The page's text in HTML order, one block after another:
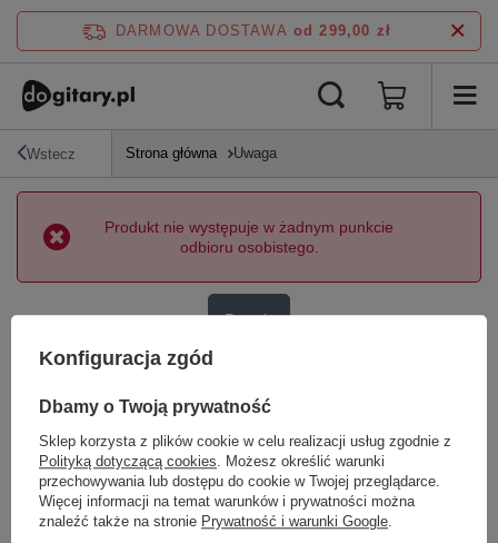
DARMOWA DOSTAWA od 299,00 zł
Wstecz Strona główna Uwaga
Produkt nie występuje w żadnym punkcie
odbioru osobistego.
Powrót
Zamówienia
Status zamówienia
Konfiguracja zgód
Dbamy o Twoją prywatność
Sklep korzysta z plików cookie w celu realizacji usług zgodnie z
Polityką dotyczącą cookies. Możesz określić warunki
przechowywania lub dostępu do cookie w Twojej przeglądarce.
Więcej informacji na temat warunków i prywatności można
znaleźć także na stronie Prywatność i warunki Google.